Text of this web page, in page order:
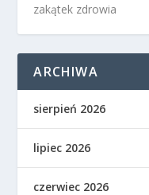
zakątek zdrowia
ARCHIWA
sierpień 2026
lipiec 2026
czerwiec 2026